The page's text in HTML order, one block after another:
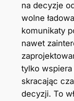
na decyzje
wolne
komunikaty
nawet
tylko
skracając
decyzji. To